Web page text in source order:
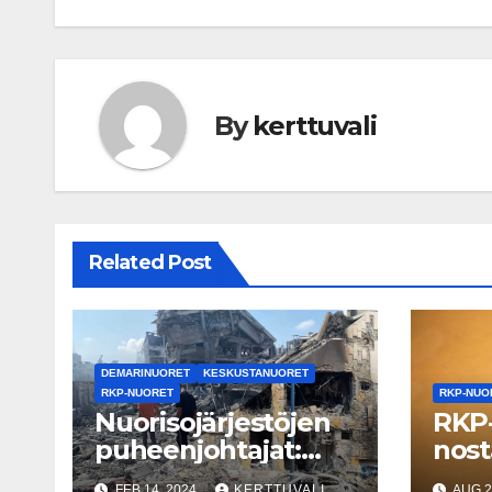
Bykerttuvali
Related Post
DEMARINUORET
KESKUSTANUORET
RKP-NUORET
Nuorisojärjestöjen
puheenjohtajat:
Suomen on
RKP-